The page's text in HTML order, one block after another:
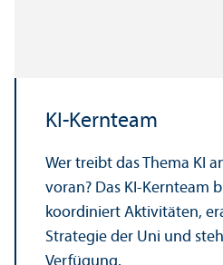
KI-Kern­team
Wer treibt das Thema KI
voran? Das KI-Kern­team
koordiniert Aktivitäten,
Strategie der Uni und
Verfügung.